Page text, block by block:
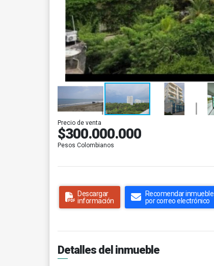
Precio de venta
$300.000.000
Pesos Colombianos
Descargar
información
Recomendar inmueble
por correo electrónico
Detalles del inmueble